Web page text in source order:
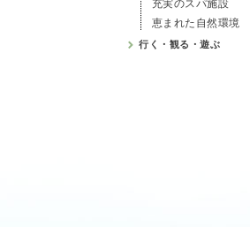
充実のスパ施設
恵まれた自然環境
行く・観る・遊ぶ